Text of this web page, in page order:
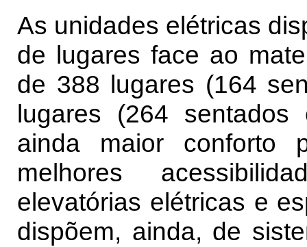
As unidades elétricas
de lugares face ao
de 388 lugares (164
lugares (264
ainda maior conforto
melhores
elevatórias elétricas e
dispõem, ainda, de